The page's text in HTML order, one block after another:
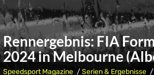
Rennergebnis: FIA
2024 in Melbourne
Speedsport Magazine Serien & Ergebnisse